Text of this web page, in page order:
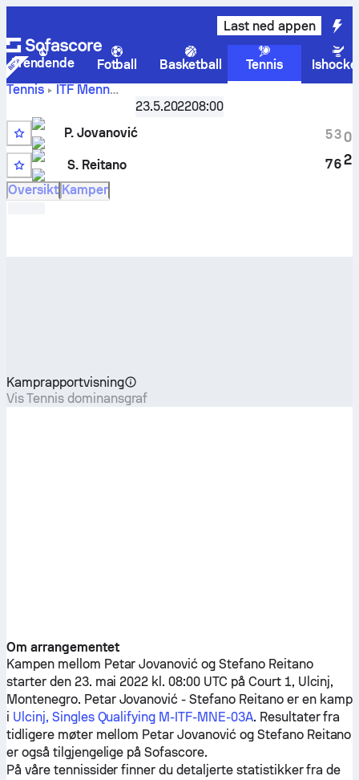
Last ned appen
Trendende Fotball Basketball Tennis
Tennis
ITF Menn
Ulcinj, Singles Qualifying M-ITF-MNE-03A
Petar Jovanović
innbyrdes oppgjør
23.5.202208:00
P. Jovanović
11
S. Reitano
5
7
3
6
0
2
Oversikt Kamper
Kamprapportvisning
Vis Tennis dominansgraf
Om arrangementet
Kampen mellom Petar Jovanović ogStefano Reitano
starter den 23. mai 2022 kl. 08:00 UTC på Court 1, Ulcinj,
Montenegro. Petar Jovanović -Stefano Reitanoer en kamp
i Ulcinj, Singles Qualifying M-ITF-MNE-03A. Resultater fra
tidligere møter mellom Petar Jovanovićog Stefano Reitano
er også tilgjengelige på Sofascore.
På våre tennissider finner du detaljerte statistikker fra de